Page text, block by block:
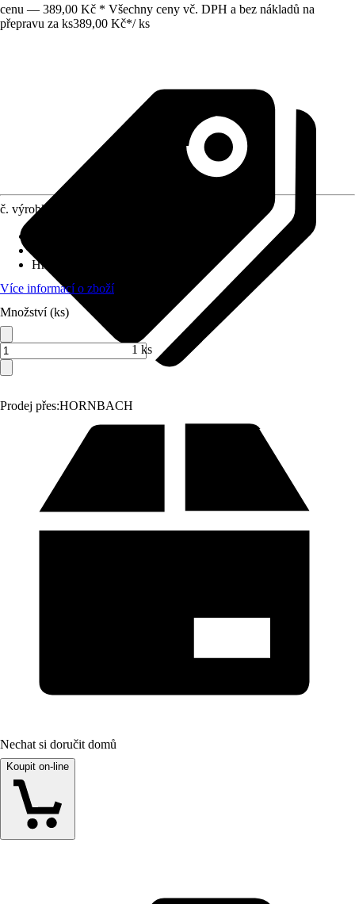
cenu — 389,00 Kč * Všechny ceny vč. DPH a bez nákladů na
přepravu za ks389,00 Kč*/ ks
Prodej přes:HORNBACH
č. výrobku
Hmotnost
Více informací o zboží
Množství (ks)
1 ks
Nechat si doručit domů
Koupit on-line